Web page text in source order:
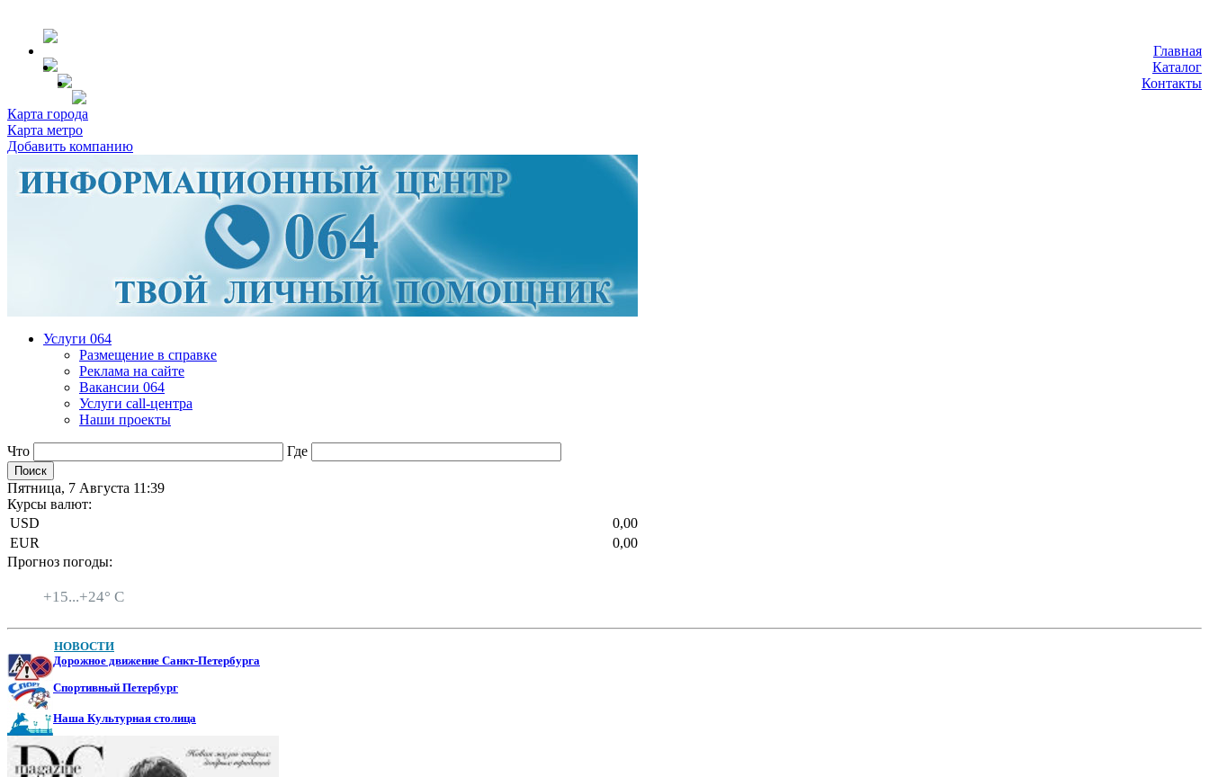
Главная
Каталог
Контакты
Карта города
Карта метро
Добавить компанию
Услуги 064
Размещение в справке
Реклама на сайте
Вакансии 064
Услуги call-центра
Наши проекты
Что Где
Пятница, 7 Августа 11:39
Курсы валют:
USD
0,00
EUR
0,00
Прогноз погоды:
+15...+24° C
НОВОСТИ
Дорожное движение Санкт-Петербурга
Спортивный Петербург
Наша Культурная столица